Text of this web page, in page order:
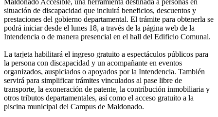
situación de discapacidad que incluirá beneficios, descuentos y
prestaciones del gobierno departamental. El trámite para obtenerla se
podrá iniciar desde el lunes 18, a través de la página web de la
Intendencia o de manera presencial en el hall del Edificio Comunal.
La tarjeta habilitará el ingreso gratuito a espectáculos públicos para
la persona con discapacidad y un acompañante en eventos
organizados, auspiciados o apoyados por la Intendencia. También
servirá para simplificar trámites vinculados al pase libre de
transporte, la exoneración de patente, la contribución inmobiliaria y
otros tributos departamentales, así como el acceso gratuito a la
piscina municipal del Campus de Maldonado.